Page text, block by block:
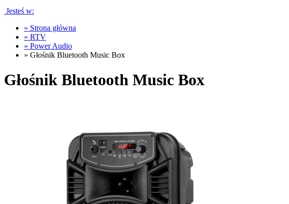
Jesteś w:
» Strona główna
» RTV
» Power Audio
» Głośnik Bluetooth Music Box
Głośnik Bluetooth Music Box